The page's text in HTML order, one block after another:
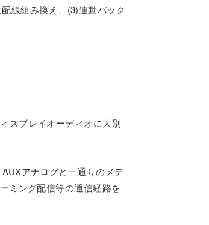
線組み換え、(3)連動バック
スプレイオーディオに大別
アナログと一通りのメデ
ミング配信等の通信経路を